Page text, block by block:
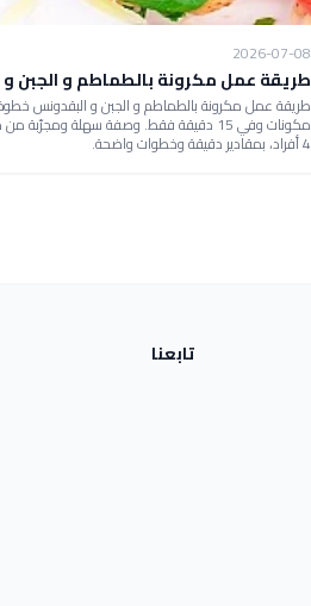
2026-07-08
طريقة عمل مكرونة بالطماطم و الجبن
مكونات وفي 15 دقيقة فقط. وصفة سهلة
4 أفراد، بمقادير دقيقة وخطوات واضحة.
تابعنا